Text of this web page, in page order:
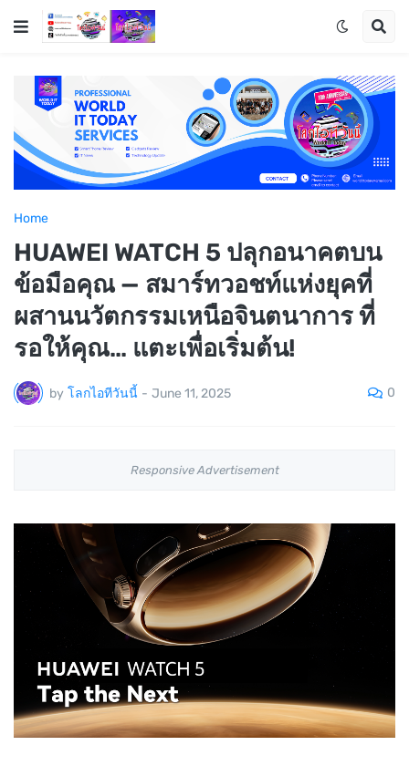
Home
HUAWEI WATCH 5 ปลุกอนาคตบน
ข้อมือคุณ — สมาร์ทวอชท์แห่งยุคที่
ผสานนวัตกรรมเหนือจินตนาการ ที่
รอให้คุณ… แตะเพื่อเริ่มต้น!
by โลกไอทีวันนี้ - June 11, 2025 0
Responsive Advertisement